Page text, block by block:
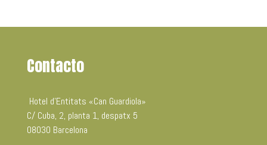
Contacto
Hotel d’Entitats «Can Guardiola»
C/ Cuba, 2, planta 1, despatx 5
08030 Barcelona